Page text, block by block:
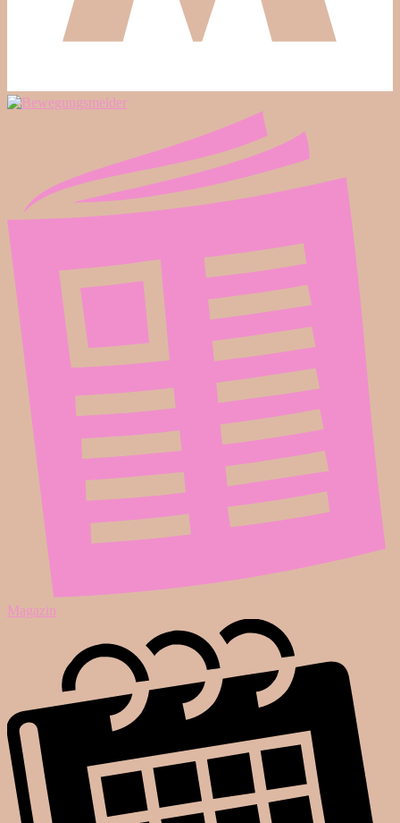
Magazin